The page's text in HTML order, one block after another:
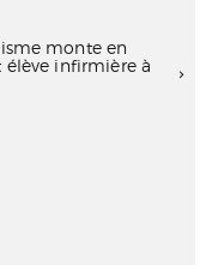
monte en
élève infirmière à